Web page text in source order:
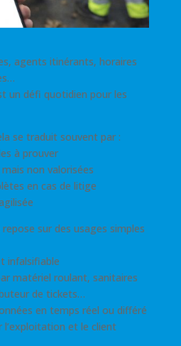
agents itinérants, horaires
un défi quotidien pour les
se traduit souvent par :
à prouver
non valorisées
en cas de litige
sur des usages simples
infalsifiable
matériel roulant, sanitaires
de tickets…
en temps réel ou différé
l’exploitation et le client